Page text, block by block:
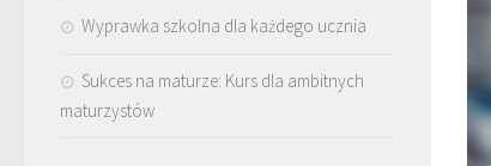
Wyprawka szkolna dla każdego ucznia
Sukces na maturze: Kurs dla ambitnych
maturzystów